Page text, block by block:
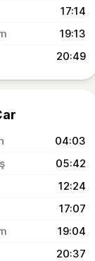
17:14
19:13
20:49
04:03
05:42
12:24
17:07
19:04
20:37